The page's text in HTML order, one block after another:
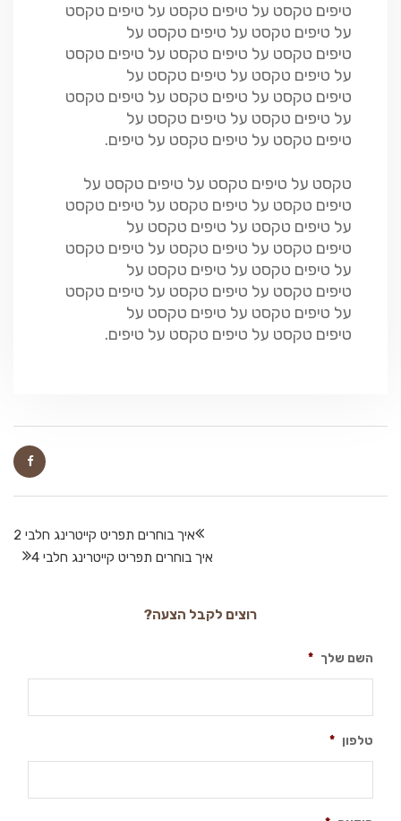
טיפים טקסט על טיפים טקסט על טיפים טקסט
על טיפים טקסט על טיפים טקסט על
טיפים טקסט על טיפים טקסט על טיפים טקסט
על טיפים טקסט על טיפים טקסט על
טיפים טקסט על טיפים טקסט על טיפים טקסט
על טיפים טקסט על טיפים טקסט על
טיפים טקסט על טיפים טקסט על טיפים.
טקסט על טיפים טקסט על טיפים טקסט על
טיפים טקסט על טיפים טקסט על טיפים טקסט
על טיפים טקסט על טיפים טקסט על
טיפים טקסט על טיפים טקסט על טיפים טקסט
על טיפים טקסט על טיפים טקסט על
טיפים טקסט על טיפים טקסט על טיפים טקסט
על טיפים טקסט על טיפים טקסט על
טיפים טקסט על טיפים טקסט על טיפים.
איך בוחרים תפריט קייטרינג חלבי 2
איך בוחרים תפריט קייטרינג חלבי 4
רוצים לקבל הצעה?
השם שלך *
טלפון *